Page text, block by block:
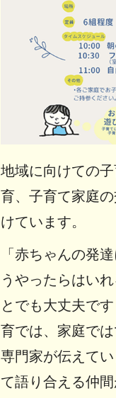
地域に向けての
育、子育て家庭
けています。
「赤ちゃんの発
うやったらはい
とでも大丈夫で
育では、家庭で
専門家が伝えて
て語り合える仲